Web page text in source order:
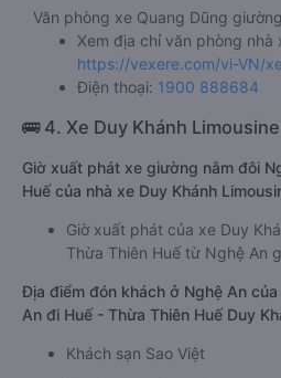
Văn phòng xe Quang Dũng
Xem địa chỉ văn phòng nhà
https://vexere.com/vi-VN/
Điện thoại: 1900 888684
🚌 4. Xe Duy Khánh Limousine
Giờ xuất phát xe giường nằm đôi
Huế của nhà xe Duy Khánh
Giờ xuất phát của xe Duy
Thừa Thiên Huế từ Nghệ An
Địa điểm đón khách ở Nghệ An
An đi Huế - Thừa Thiên Huế Duy
Khách sạn Sao Việt